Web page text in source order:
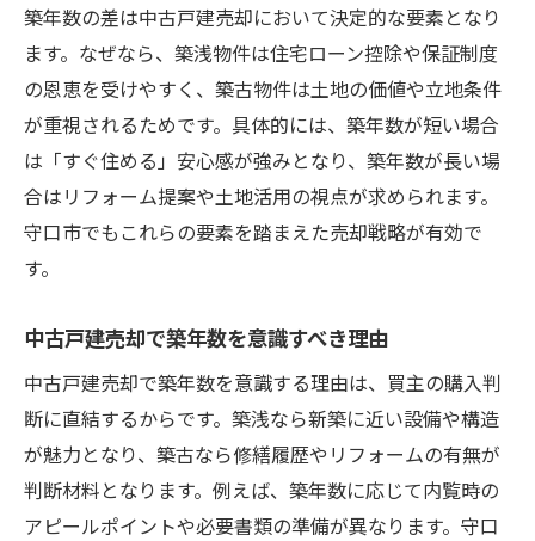
築年数と守口市の売却タイミング最適化
市場動向把握が中古戸建売却を左右する理
由
築年数を活かした守口市中古戸建売却戦略
築年数別に異なる売却価格の傾向を探る
築年数ごとの中古戸建売却価格の違い
築年数別にみる中古戸建売却の価格推移
中古戸建売却に役立つ築年数別価格傾向
築年数が中古戸建売却価格に与える要因
中古戸建売却を有利に進める築年数活用法
築年数を活かした中古戸建売却の実践方法
築年数の差は中古戸建売却において決定的な要素となり
ます。なぜなら、築浅物件は住宅ローン控除や保証制度
の恩恵を受けやすく、築古物件は土地の価値や立地条件
が重視されるためです。具体的には、築年数が短い場合
は「すぐ住める」安心感が強みとなり、築年数が長い場
合はリフォーム提案や土地活用の視点が求められます。
守口市でもこれらの要素を踏まえた売却戦略が有効で
す。
中古戸建売却で築年数を意識すべき理由
中古戸建売却で築年数を意識する理由は、買主の購入判
断に直結するからです。築浅なら新築に近い設備や構造
が魅力となり、築古なら修繕履歴やリフォームの有無が
判断材料となります。例えば、築年数に応じて内覧時の
アピールポイントや必要書類の準備が異なります。守口